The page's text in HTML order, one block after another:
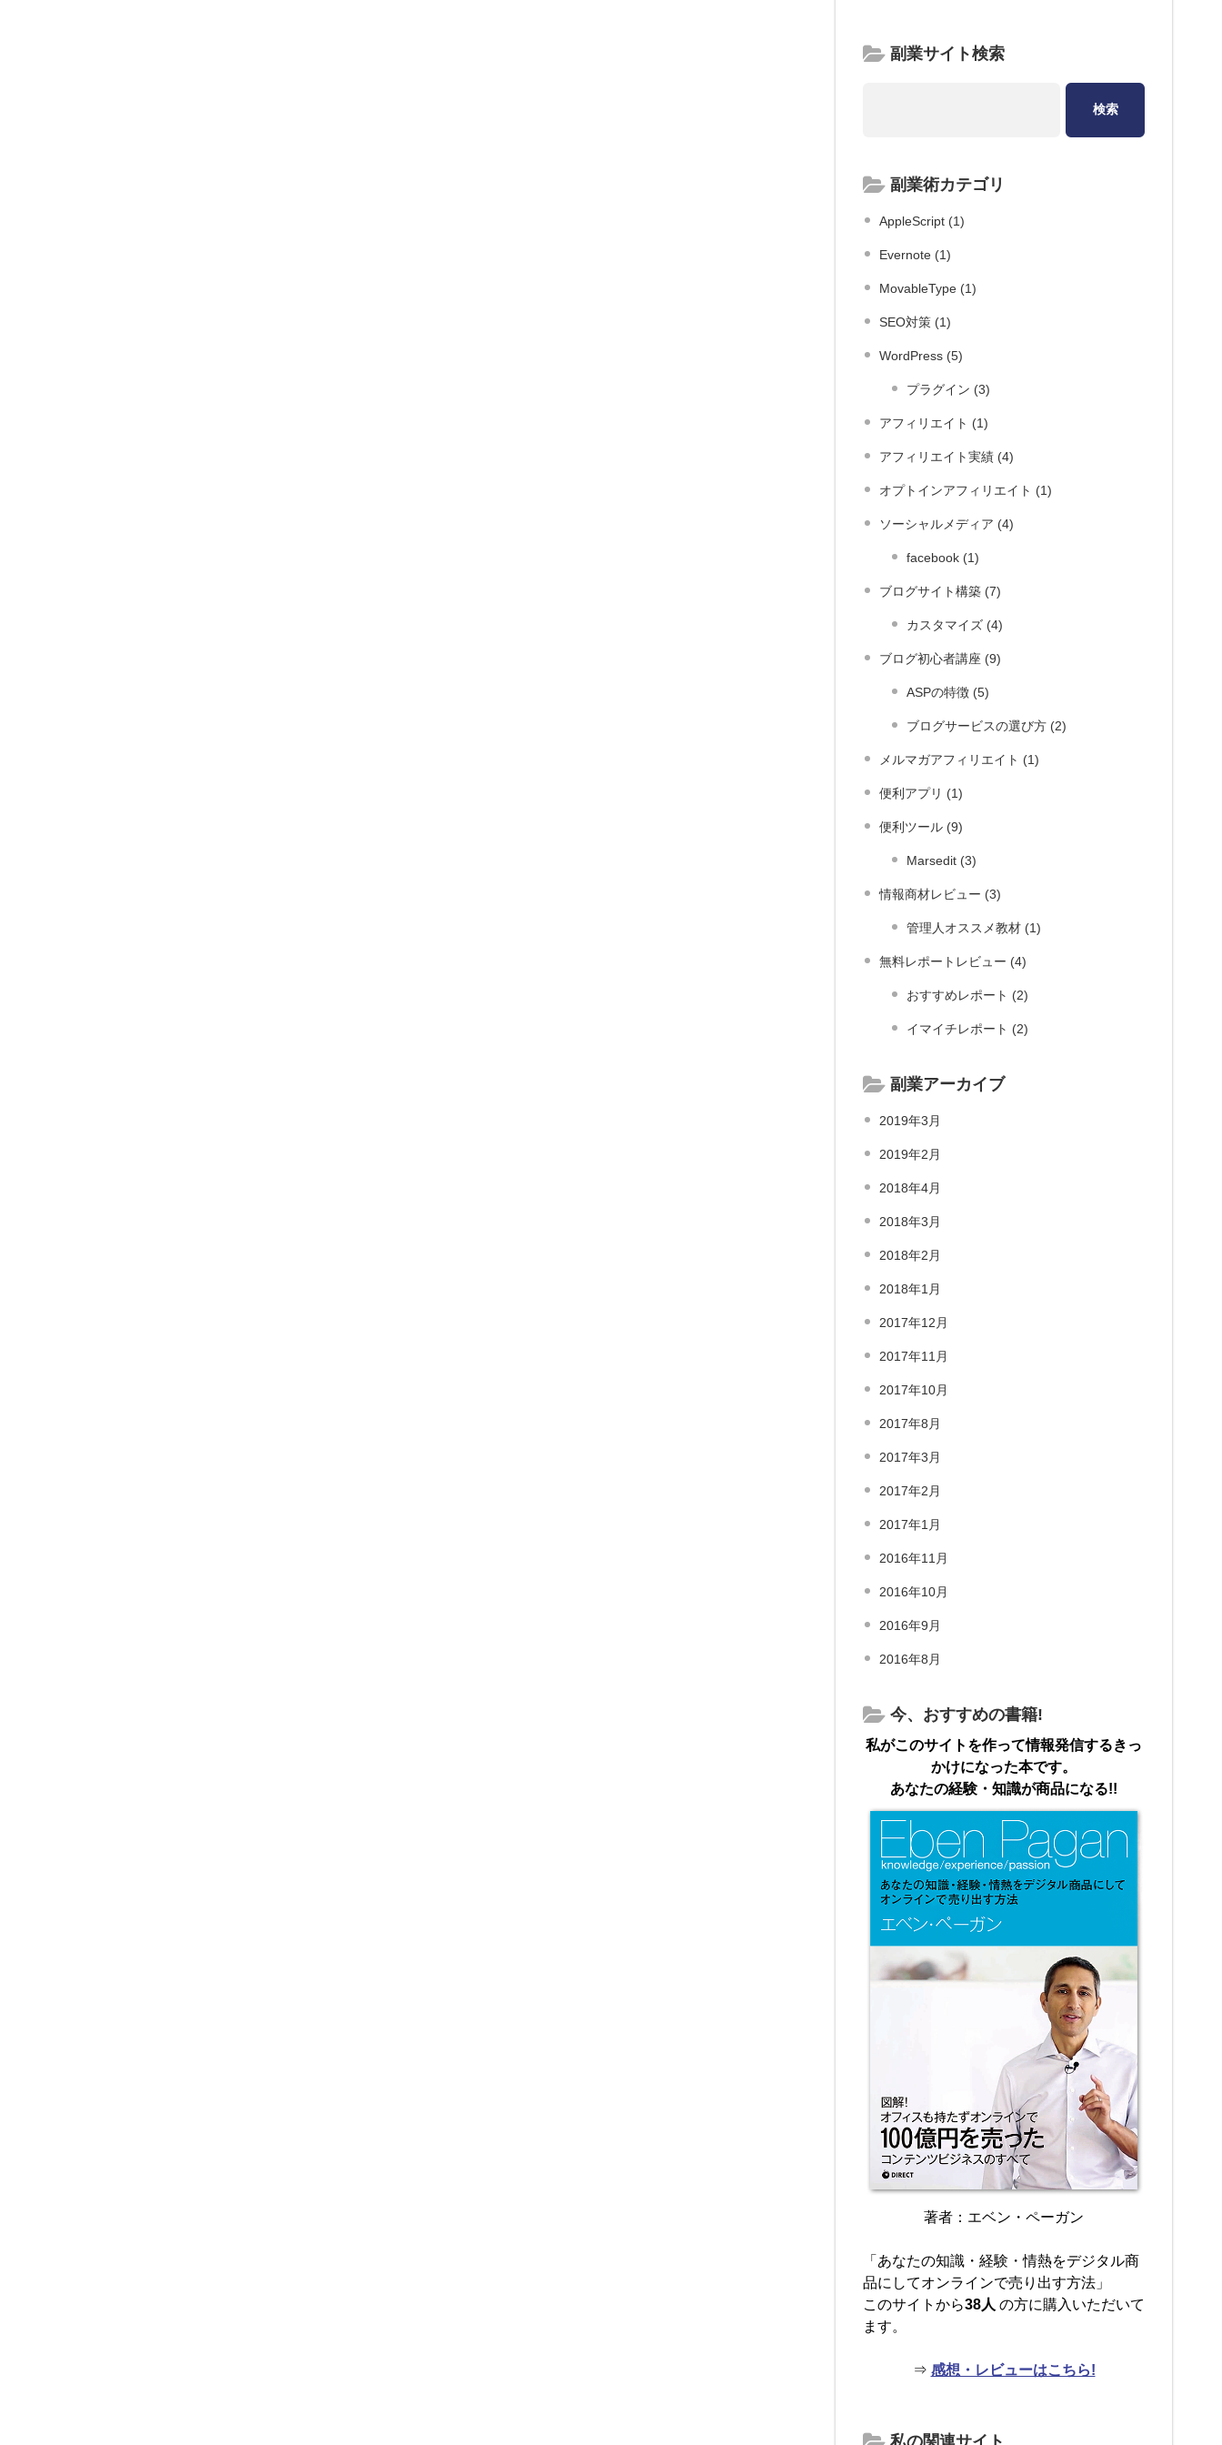
副業サイト検索
副業術カテゴリ
AppleScript (1)
Evernote (1)
MovableType (1)
SEO対策 (1)
WordPress (5)
プラグイン (3)
アフィリエイト (1)
アフィリエイト実績 (4)
オプトインアフィリエイト (1)
ソーシャルメディア (4)
facebook (1)
ブログサイト構築 (7)
カスタマイズ (4)
ブログ初心者講座 (9)
ASPの特徴 (5)
ブログサービスの選び方 (2)
メルマガアフィリエイト (1)
便利アプリ (1)
便利ツール (9)
Marsedit (3)
情報商材レビュー (3)
管理人オススメ教材 (1)
無料レポートレビュー (4)
おすすめレポート (2)
イマイチレポート (2)
副業アーカイブ
2019年3月
2019年2月
2018年4月
2018年3月
2018年2月
2018年1月
2017年12月
2017年11月
2017年10月
2017年8月
2017年3月
2017年2月
2017年1月
2016年11月
2016年10月
2016年9月
2016年8月
今、おすすめの書籍!
私がこのサイトを作って情報発信するきっ
かけになった本です。
あなたの経験・知識が商品になる!!
著者：エベン・ペーガン
「あなたの知識・経験・情熱をデジタル商
品にしてオンラインで売り出す方法」
このサイトから38人 の方に購入いただいて
ます。
⇒ 感想・レビューはこちら!